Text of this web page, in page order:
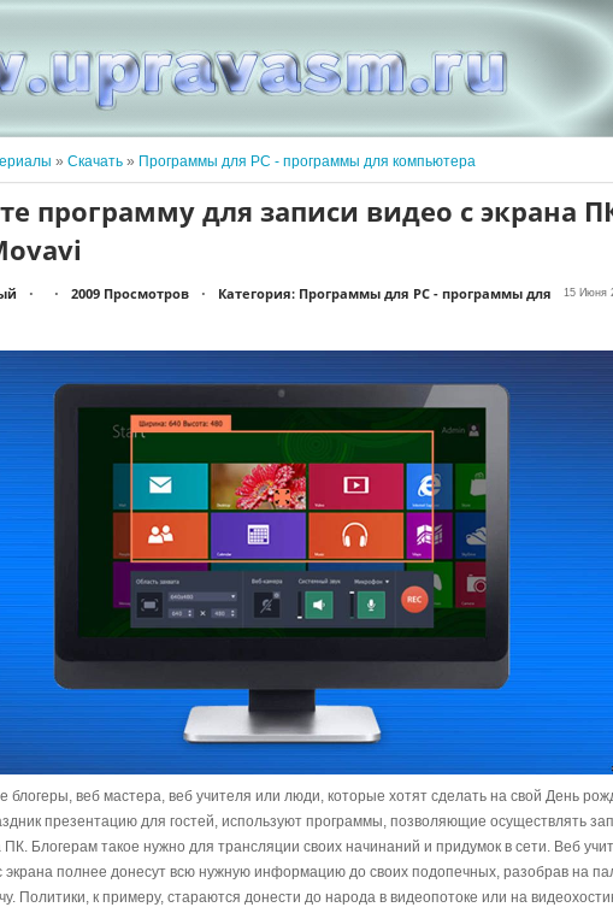
» Скачать » Программы для PC - программы для компьютера
программу для записи видео с экрана
15 Июня
• • 2009 Просмотров •
Категория: Программы для PC - программы для
блогеры, веб мастера, веб учителя или люди, которые хотят сделать на свой День
презентацию для гостей, используют программы, позволяющие осуществлять
ПК. Блогерам такое нужно для трансляции своих начинаний и придумок в сети. Веб
экрана полнее донесут всю нужную информацию до своих подопечных, разобрав на
Политики, к примеру, стараются донести до народа в видеопотоке или на